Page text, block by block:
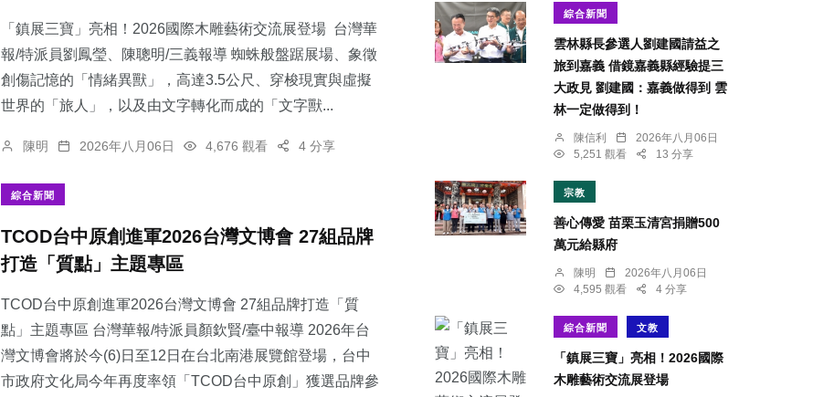
「鎮展三寶」亮相！2026國際木雕藝術交流展登場 台灣華
報/特派員劉鳳瑩、陳聰明/三義報導 蜘蛛般盤踞展場、象徵
創傷記憶的「情緒異獸」，高達3.5公尺、穿梭現實與虛擬
世界的「旅人」，以及由文字轉化而成的「文字獸...
陳明 2026年八月06日 4,676 觀看 4 分享
綜合新聞
TCOD台中原創進軍2026台灣文博會 27組品牌
打造「質點」主題專區
TCOD台中原創進軍2026台灣文博會 27組品牌打造「質
點」主題專區 台灣華報/特派員顏欽賢/臺中報導 2026年台
灣文博會將於今(6)日至12日在台北南港展覽館登場，台中
市政府文化局今年再度率領「TCOD台中原創」獲選品牌參
綜合新聞
雲林縣長參選人劉建國請益之
旅到嘉義 借鏡嘉義縣經驗提三
大政見 劉建國：嘉義做得到 雲
林一定做得到！
陳信利
2026年八月06日
5,251 觀看
13 分享
宗教
善心傳愛 苗栗玉清宮捐贈500
萬元給縣府
陳明
2026年八月06日
4,595 觀看
4 分享
綜合新聞 文教
「鎮展三寶」亮相！2026國際
木雕藝術交流展登場